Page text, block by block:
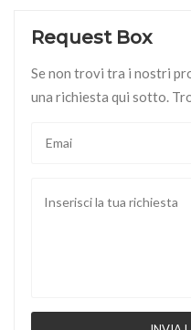
Request Box
Se non trovi tra i nostri
una richiesta qui sotto.